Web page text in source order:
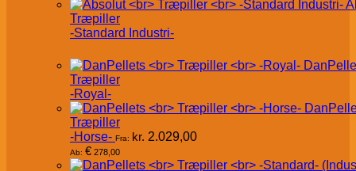
Træpiller
-Standard Industri-
Træpiller
-Royal-
Træpiller
-Horse- Fra: kr. 2.029,00
Ab: € 278,00